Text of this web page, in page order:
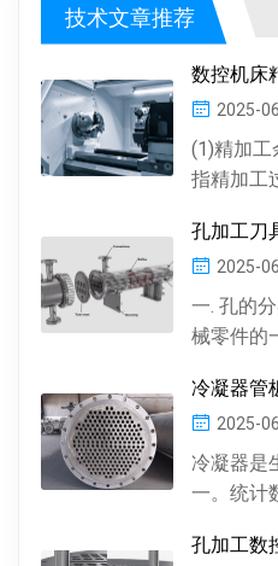
技术文章推荐
数控机床
2025-
(1)精加工
指精加工
工余量由
孔加工刀
2025-
一. 孔的
械零件的
有圆柱形
冷凝器管
2025-
冷凝器是
一。统计
凝器管材
孔加工数